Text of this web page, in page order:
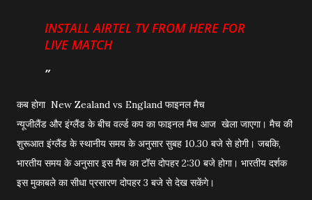
INSTALL AIRTEL TV FROM HERE FOR
LIVE MATCH
कब होगा New Zealand vs England फाइनल मैच
न्यूजीलैंड और इंग्लैंड के बीच वर्ल्‍ड कप का फाइनल मैच आज खेला जाएगा। मैच की
शुरूआत इंग्‍लैंड के स्‍थानीय समय के अनुसार सुबह 10.30 बजे से होगी। जबकि,
भारतीय समय के अनुसार इस मैच का टॉस दोपहर 2:30 बजे होगा। भारतीय दर्शक
इस मुकाबले का सीधा प्रसारण दोपहर 3 बजे से देख सकेंगे।